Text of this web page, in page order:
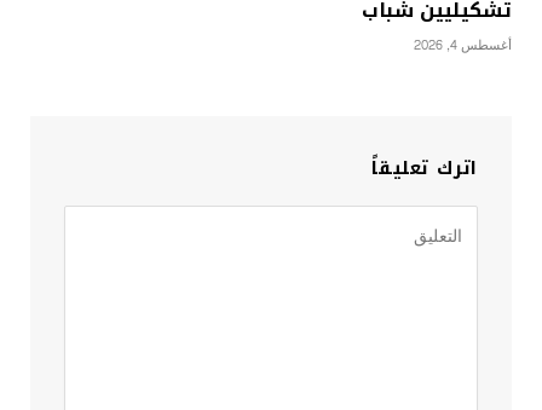
تشكيليين شباب
أغسطس 4, 2026
اترك تعليقاً